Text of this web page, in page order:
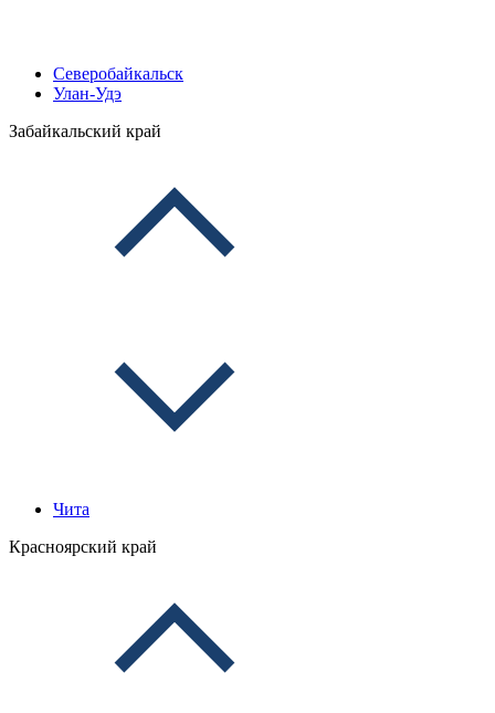
Северобайкальск
Улан-Удэ
Забайкальский край
Чита
Красноярский край